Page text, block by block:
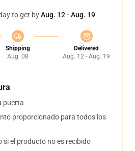
to get byAug. 12 - Aug. 19
Shipping
Aug. 08
Delivered
Aug. 12 - Aug. 19
puerta
proporcionado para todos los
si el producto no es recibido